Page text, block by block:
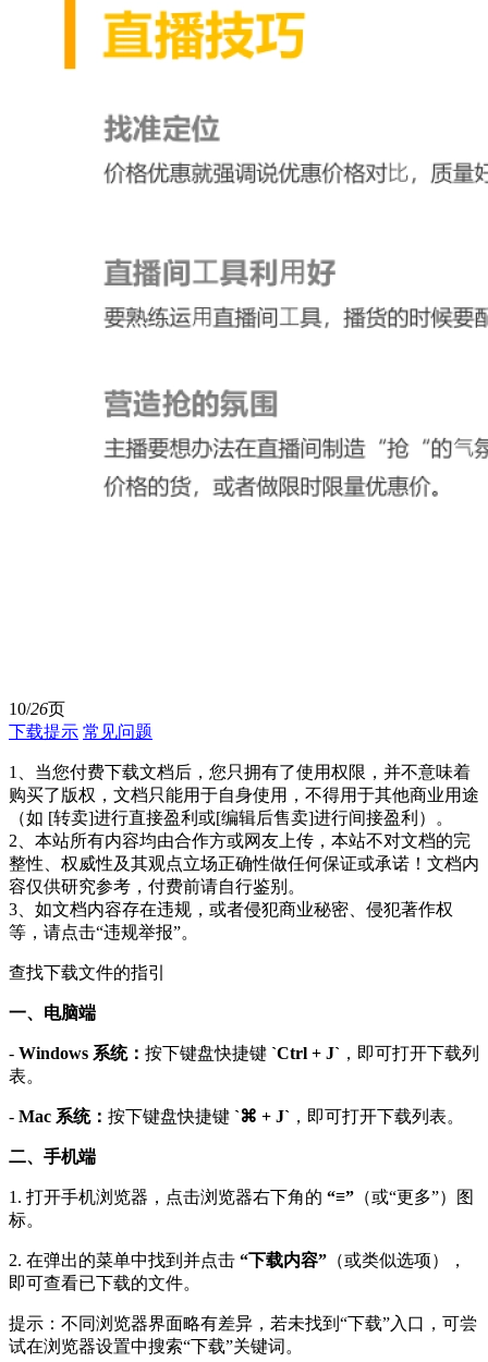
10/26页
下载提示 常见问题
1、当您付费下载文档后，您只拥有了使用权限，并不意味着
购买了版权，文档只能用于自身使用，不得用于其他商业用途
（如 [转卖]进行直接盈利或[编辑后售卖]进行间接盈利）。
2、本站所有内容均由合作方或网友上传，本站不对文档的完
整性、权威性及其观点立场正确性做任何保证或承诺！文档内
容仅供研究参考，付费前请自行鉴别。
3、如文档内容存在违规，或者侵犯商业秘密、侵犯著作权
等，请点击“违规举报”。
查找下载文件的指引
一、电脑端
- Windows 系统： 按下键盘快捷键 `Ctrl + J` ，即可打开下载列
表。
- Mac 系统： 按下键盘快捷键 `⌘ + J` ，即可打开下载列表。
二、手机端
1. 打开手机浏览器，点击浏览器右下角的 “≡” （或“更多”）图
标。
2. 在弹出的菜单中找到并点击 “下载内容” （或类似选项），
即可查看已下载的文件。
提示：不同浏览器界面略有差异，若未找到“下载”入口，可尝
试在浏览器设置中搜索“下载”关键词。